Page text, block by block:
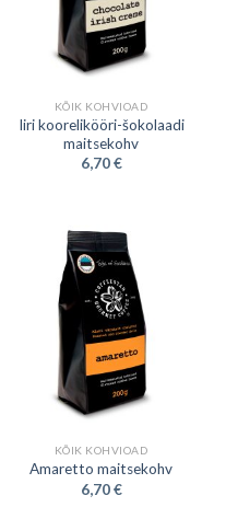
KÕIK KOHVIOAD
Iiri koorelikööri-šokolaadi
maitsekohv
6,70€
KÕIK KOHVIOAD
Amaretto maitsekohv
6,70€